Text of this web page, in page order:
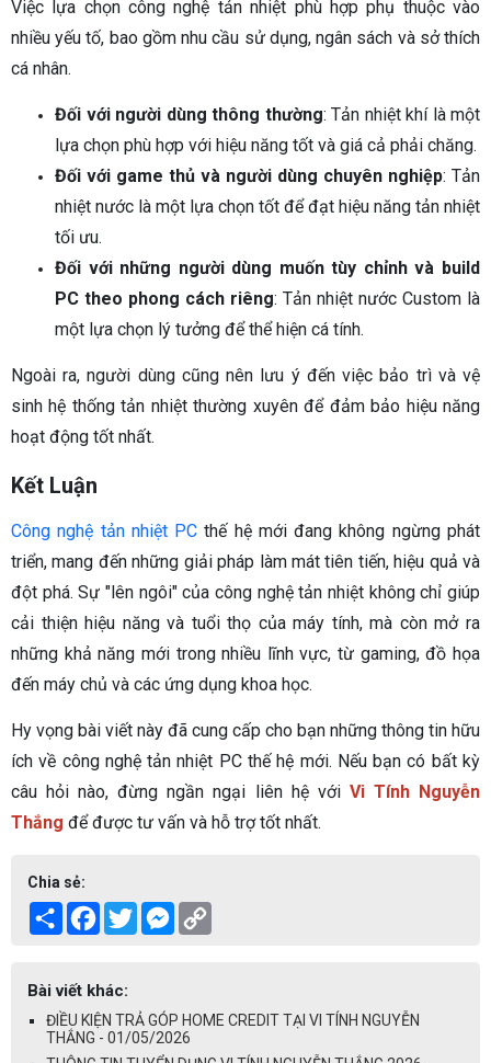
Việc lựa chọn công nghệ tản nhiệt phù hợp phụ thuộc vào
nhiều yếu tố, bao gồm nhu cầu sử dụng, ngân sách và sở thích
cá nhân.
Đối với người dùng thông thường: Tản nhiệt khí là một
lựa chọn phù hợp với hiệu năng tốt và giá cả phải chăng.
Đối với game thủ và người dùng chuyên nghiệp: Tản
nhiệt nước là một lựa chọn tốt để đạt hiệu năng tản nhiệt
tối ưu.
Đối với những người dùng muốn tùy chỉnh và build
PC theo phong cách riêng: Tản nhiệt nước Custom là
một lựa chọn lý tưởng để thể hiện cá tính.
Ngoài ra, người dùng cũng nên lưu ý đến việc bảo trì và vệ
sinh hệ thống tản nhiệt thường xuyên để đảm bảo hiệu năng
hoạt động tốt nhất.
Kết Luận
Công nghệ tản nhiệt PC thế hệ mới đang không ngừng phát
triển, mang đến những giải pháp làm mát tiên tiến, hiệu quả và
đột phá. Sự "lên ngôi" của công nghệ tản nhiệt không chỉ giúp
cải thiện hiệu năng và tuổi thọ của máy tính, mà còn mở ra
những khả năng mới trong nhiều lĩnh vực, từ gaming, đồ họa
đến máy chủ và các ứng dụng khoa học.
Hy vọng bài viết này đã cung cấp cho bạn những thông tin hữu
ích về công nghệ tản nhiệt PC thế hệ mới. Nếu bạn có bất kỳ
câu hỏi nào, đừng ngần ngại liên hệ với Vi Tính Nguyễn
Thắng để được tư vấn và hỗ trợ tốt nhất.
Chia sẻ:
Share Facebook
TwitterMessenger
Bài viết khác:
ĐIỀU KIỆN TRẢ GÓP HOME CREDIT TẠI VI TÍNH NGUYỄN
THẮNG - 01/05/2026